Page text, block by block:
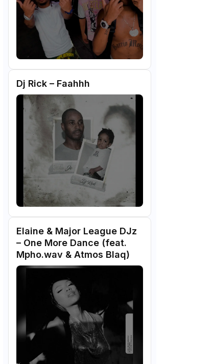
Dj Rick – Faahhh
Elaine & Major League DJz
– One More Dance (feat.
Mpho.wav & Atmos Blaq)